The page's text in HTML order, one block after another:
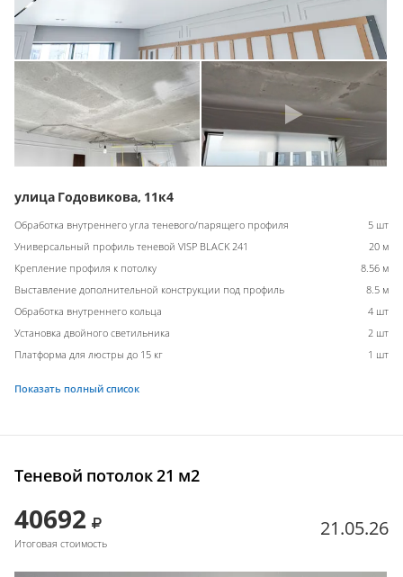
улица Годовикова, 11к4
Обработка внутреннего угла теневого/парящего профиля
5 шт
Универсальный профиль теневой VISP BLACK 241
20 м
Крепление профиля к потолку
8.56 м
Выставление дополнительной конструкции под профиль
8.5 м
Обработка внутреннего кольца
4 шт
Установка двойного светильника
2 шт
Платформа для люстры до 15 кг
1 шт
Показать полный список
Теневой потолок 21 м2
40692
Итоговая стоимость
21.05.26